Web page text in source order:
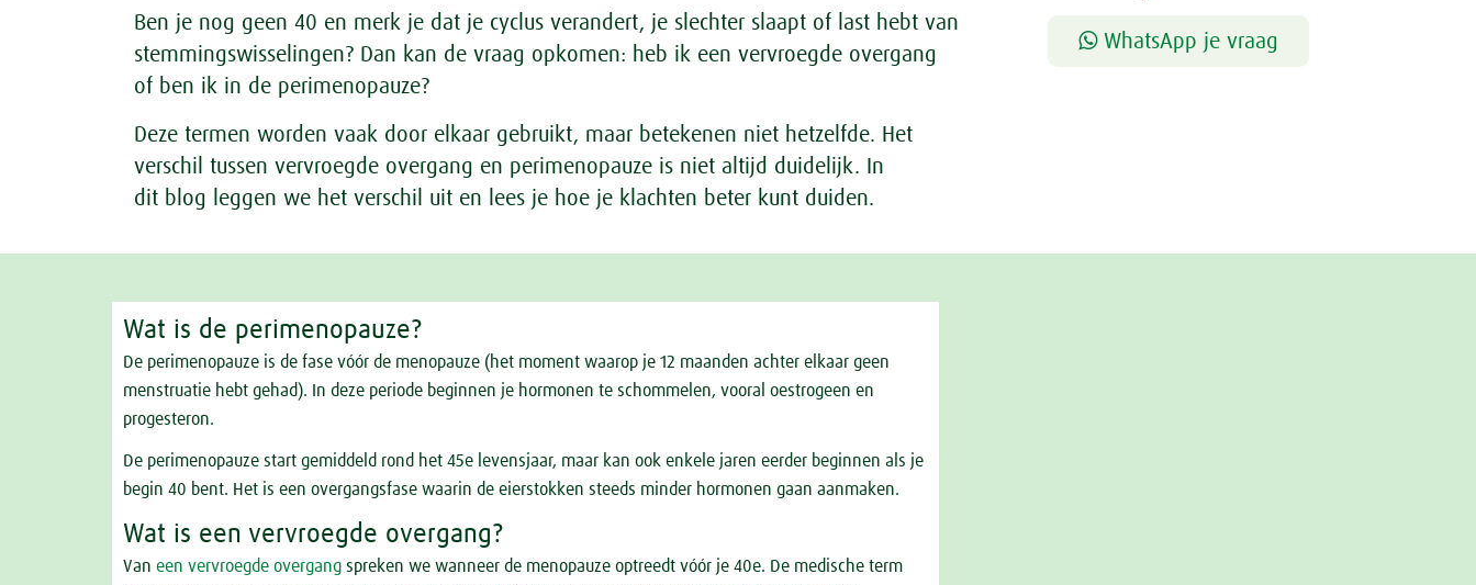
Ben je nog geen 40 en merk je dat je cyclus verandert, je slechter slaapt of last hebt van
stemmingswisselingen? Dan kan de vraag opkomen: heb ik een vervroegde overgang
of ben ik in de perimenopauze?
Deze termen worden vaak door elkaar gebruikt, maar betekenen niet hetzelfde. Het
verschil tussen vervroegde overgang en perimenopauze is niet altijd duidelijk. In
dit blog leggen we het verschil uit en lees je hoe je klachten beter kunt duiden.
WhatsApp je vraag
Wat is de perimenopauze?
De perimenopauze is de fase vóór de menopauze (het moment waarop je 12 maanden achter elkaar geen
menstruatie hebt gehad). In deze periode beginnen je hormonen te schommelen, vooral oestrogeen en
progesteron.
De perimenopauze start gemiddeld rond het 45e levensjaar, maar kan ook enkele jaren eerder beginnen als je
begin 40 bent. Het is een overgangsfase waarin de eierstokken steeds minder hormonen gaan aanmaken.
Wat is een vervroegde overgang?
Van een vervroegde overgang spreken we wanneer de menopauze optreedt vóór je 40e. De medische term